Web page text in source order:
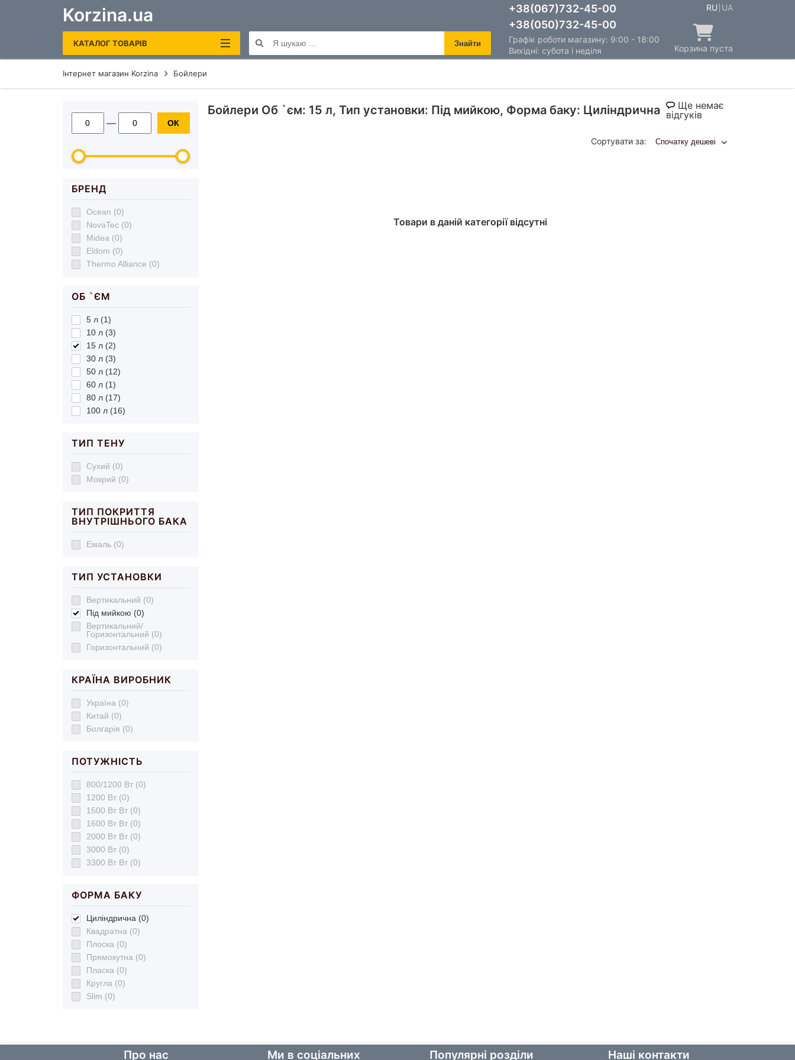
САНТЕХНІКА
БОЙЛЕРИ
ДЗЕРКАЛА В ВАННУ
Korzina.ua
КАТАЛОГ ТОВАРІВ Знайти
+38(067)732-45-00
+38(050)732-45-00
Графік роботи магазину: 9:00 - 18:00
Вихідні: субота і неділя
RU UA
Корзина пуста
Інтернет магазин Korzina Бойлери
— ОК
БРЕНД
Ocean (0)
NovaTec (0)
Midea (0)
Eldom (0)
Thermo Alliance (0)
ОБ `ЄМ
5 л (1)
10 л (3)
15 л (2)
30 л (3)
50 л (12)
60 л (1)
80 л (17)
100 л (16)
ТИП ТЕНУ
Сухий (0)
Мокрий (0)
ТИП ПОКРИТТЯ
ВНУТРІШНЬОГО БАКА
Емаль (0)
ТИП УСТАНОВКИ
Вертикальний (0)
Під мийкою (0)
Вертикальний/
Горизонтальний (0)
Горизонтальний (0)
КРАЇНА ВИРОБНИК
Україна (0)
Китай (0)
Болгарія (0)
ПОТУЖНІСТЬ
800/1200 Вт (0)
1200 Вт (0)
1500 Вт Вт (0)
1600 Вт Вт (0)
2000 Вт Вт (0)
3000 Вт (0)
3300 Вт Вт (0)
ФОРМА БАКУ
Циліндрична (0)
Квадратна (0)
Плоска (0)
Прямокутна (0)
Пласка (0)
Кругла (0)
Slim (0)
Бойлери Об `єм: 15 л, Тип установки: Під мийкою, Форма баку: Циліндрична
Ще немає
відгуків
Сортувати за: Спочатку дешеві
Товари в даній категорії відсутні
Про нас
Ми в соціальних
Популярні розділи Наші контакти